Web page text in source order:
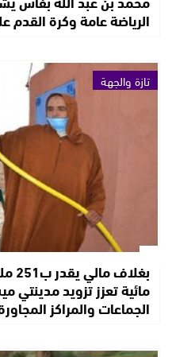
الرياضة عامة وكرة
تازة والجهة
مائية تعزز تزويد
الجماعات والمراكز